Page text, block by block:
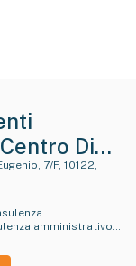
Di
Alle
amministrativo-